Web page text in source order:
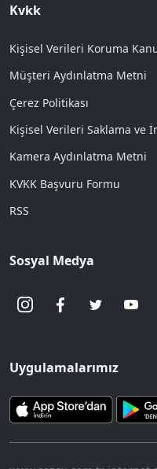
Kvkk
Kişisel Verileri Koruma
Müşteri Aydınlatma Metni
Çerez Politikası
Kişisel Verileri Saklama ve
Kamera Aydınlatma Metni
KVKK Başvuru Formu
RSS
Sosyal Medya
Uygulamalarımız